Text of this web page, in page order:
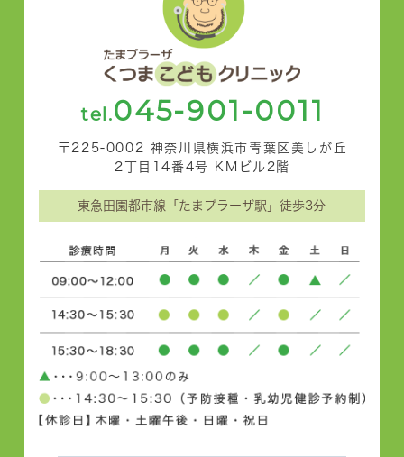
tel.045-901-0011
〒225-0002 神奈川県横浜市青葉区美しが丘
2丁目14番4号 KMビル2階
東急田園都市線「たまプラーザ駅」徒歩3分